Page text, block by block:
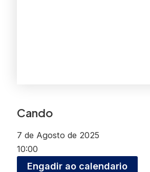
Cando
7 de Agosto de 2025
10:00
Engadir ao calendario